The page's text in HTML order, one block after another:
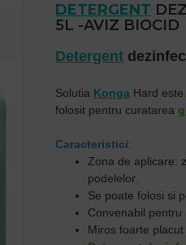
DETERGENT
5L -AVIZ BIOCID
Detergent
Solutia Konga Hard este
folosit pentru curatarea
Caracteristici:
Zona de aplicare:
podelelor.
Se poate folosi si
Convenabil pentru
Miros foarte placut